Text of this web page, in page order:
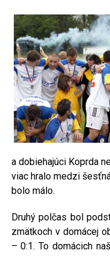
a dobiehajúci Koprda
viac hralo medzi
bolo málo.
Druhý polčas bol
zmätkoch v domácej
– 0:1. To domácich